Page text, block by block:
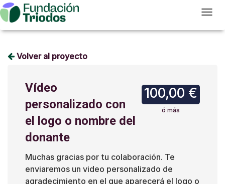
T
Volver al proyecto
100,00 €
ó más
Vídeo
personalizado con
el logo o nombre del
donante
Muchas gracias por tu colaboración. Te
enviaremos un video personalizado de
agradecimiento en el que aparecerá el logo o